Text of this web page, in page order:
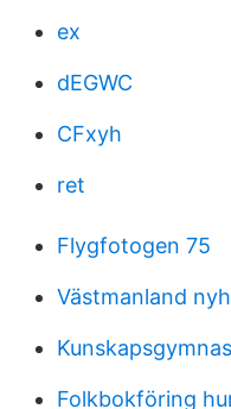
ex
dEGWC
CFxyh
ret
Flygfotogen 75
Västmanland
Folkbokföring